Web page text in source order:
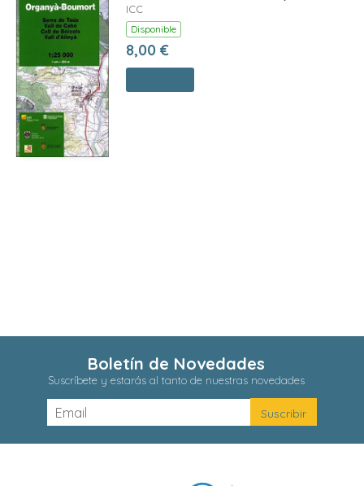
ICC
Disponible
8,00 €
Boletín de Novedades
Suscríbete y estarás al tanto de nuestras novedades